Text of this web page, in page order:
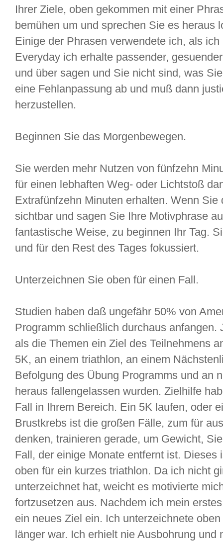
Ihrer Ziele, oben gekommen mit einer
bemühen um und sprechen Sie es heraus
Einige der Phrasen verwendete ich, als
Everyday ich erhalte passender,
und über sagen und Sie nicht sind, was
eine Fehlanpassung ab und muß dann
herzustellen.
Beginnen Sie das Morgenbewegen.
Sie werden mehr Nutzen von fünfzehn
für einen lebhaften Weg- oder Lichtstoß
Extrafünfzehn Minuten erhalten. Wenn
sichtbar und sagen Sie Ihre Motivphrase
fantastische Weise, zu beginnen Ihr Tag.
und für den Rest des Tages fokussiert.
Unterzeichnen Sie oben für einen Fall.
Studien haben daß ungefähr 50% von
Programm schließlich durchaus
als die Themen ein Ziel des Teilnehmens
5K, an einem triathlon, an einem
Befolgung des Übung Programms und an
heraus fallengelassen wurden. Zielhilfe
Fall in Ihrem Bereich. Ein 5K laufen, oder
Brustkrebs ist die großen Fälle, zum für
denken, trainieren gerade, um Gewicht,
Fall, der einige Monate entfernt ist.
oben für ein kurzes triathlon. Da ich nicht
unterzeichnet hat, weicht es motivierte
fortzusetzen aus. Nachdem ich mein
ein neues Ziel ein. Ich unterzeichnete
länger war. Ich erhielt nie Ausbohrung und